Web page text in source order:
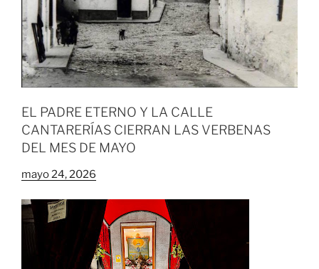
EL PADRE ETERNO Y LA CALLE
CANTARERÍAS CIERRAN LAS VERBENAS
DEL MES DE MAYO
mayo 24, 2026